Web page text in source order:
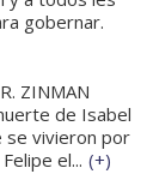
gobernar.
ZINMAN
de Isabel
se vivieron por
el... (+)